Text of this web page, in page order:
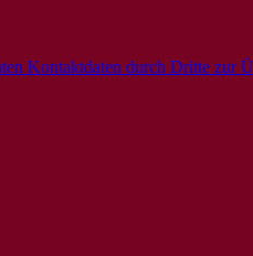
Kontaktdaten durch Dritte zur